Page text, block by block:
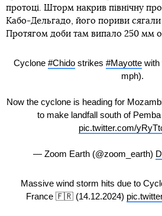
протоці. Шторм накрив північну
Кабо-Дельгадо, його пориви
Протягом доби там випало 250 мм
Cyclone #Chidostrikes #Mayottewith
mph).
Now the cyclone is heading for
to make landfall south of
pic.twitter.com/
— Zoom Earth (@zoom_earth)
Massive wind storm hits due to
France 🇫🇷 (14.12.2024)